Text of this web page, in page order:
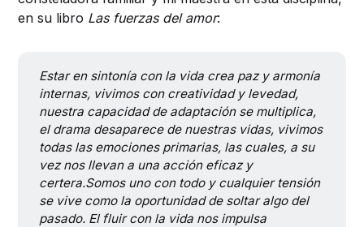
en su libro Las fuerzas del amor:
Estar en sintonía con la vida crea paz y armonía
internas, vivimos con creatividad y levedad,
nuestra capacidad de adaptación se multiplica,
el drama desaparece de nuestras vidas, vivimos
todas las emociones primarias, las cuales, a su
vez nos llevan a una acción eficaz y
certera.Somos uno con todo y cualquier tensión
se vive como la oportunidad de soltar algo del
pasado. El fluir con la vida nos impulsa